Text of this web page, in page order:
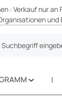
: Verkauf nur
und